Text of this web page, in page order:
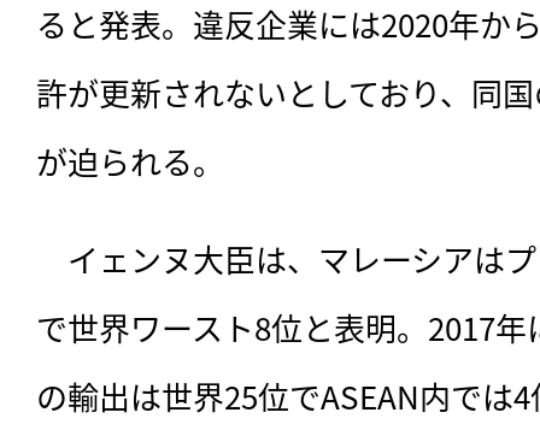
ると発表。違反企業には2020年か
許が更新されないとしており、同
が迫られる。
イェンヌ大臣は、マレーシアは
で世界ワースト8位と表明。2017
の輸出は世界25位でASEAN内では